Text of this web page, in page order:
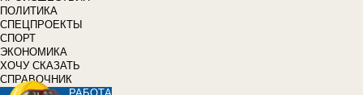
ПОЛИТИКА
СПЕЦПРОЕКТЫ
СПОРТ
ЭКОНОМИКА
ХОЧУ СКАЗАТЬ
СПРАВОЧНИК